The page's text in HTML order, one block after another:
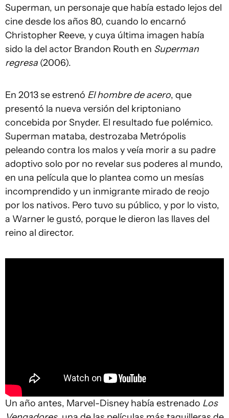
Superman, un personaje que había estado lejos del
cine desde los años 80, cuando lo encarnó
Christopher Reeve, y cuya última imagen había
sido la del actor Brandon Routh en Superman
regresa (2006).
En 2013 se estrenó El hombre de acero, que
presentó la nueva versión del kriptoniano
concebida por Snyder. El resultado fue polémico.
Superman mataba, destrozaba Metrópolis
peleando contra los malos y veía morir a su padre
adoptivo solo por no revelar sus poderes al mundo,
en una película que lo plantea como un mesías
incomprendido y un inmigrante mirado de reojo
por los nativos. Pero tuvo su público, y por lo visto,
a Warner le gustó, porque le dieron las llaves del
reino al director.
Un año antes, Marvel-Disney había estrenado Los